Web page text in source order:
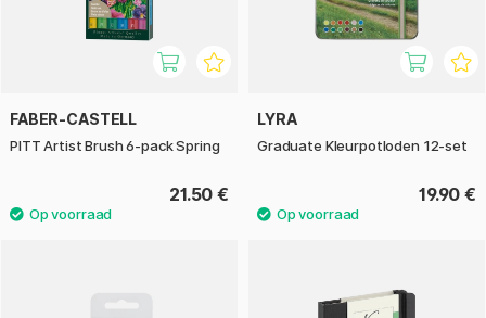
FABER-CASTELL
PITT Artist Brush 6-pack Spring
21.50 €
LYRA
Graduate Kleurpotloden 12-set
19.90 €